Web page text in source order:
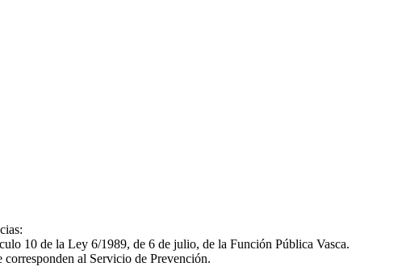
10 de la Ley 6/1989, de 6 de julio, de la Función Pública Vasca.
al Servicio de Prevención.